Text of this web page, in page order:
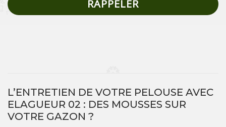
L’ENTRETIEN DE VOTRE PELOUSE AVEC
ELAGUEUR 02 : DES MOUSSES SUR
VOTRE GAZON ?